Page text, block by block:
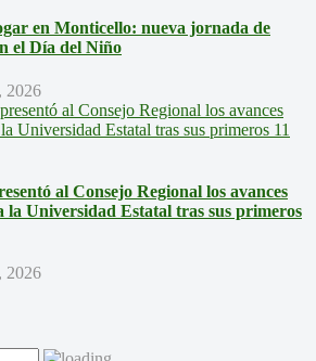
en Monticello: nueva jornada de
el Día del Niño
2026
al Consejo Regional los avances
la Universidad Estatal tras sus primeros
2026